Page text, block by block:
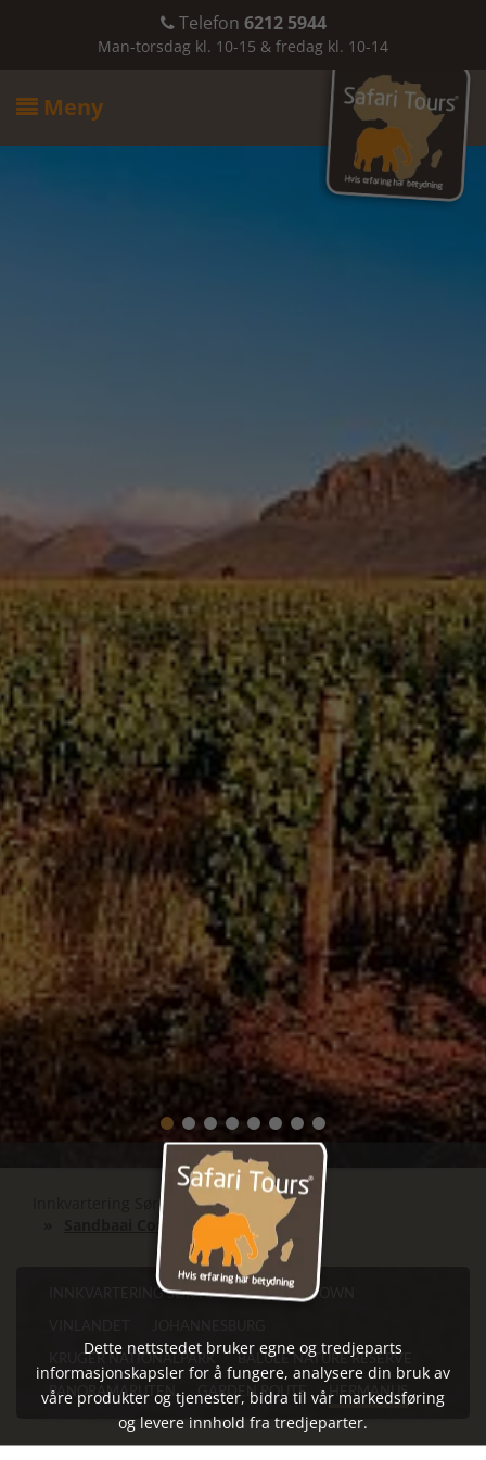
Telefon 6212 5944
Man-torsdag kl. 10-15 & fredag kl. 10-14
 Meny
Innkvartering Sør-Afrika
Hermanus
Sandbaai Country House
INNKVARTERING SØR-AFRIKA
CAPE TOWN
KRUGER NATIONALPARK
BALULE NATURE RESERVE
PANORAMARUTEN
GARDEN ROUTE HERMANUS
Dette nettstedet bruker egne og tredjeparts
informasjonskapsler for å fungere, analysere din bruk av
våre produkter og tjenester, bidra til vår markedsføring
og levere innhold fra tredjeparter.